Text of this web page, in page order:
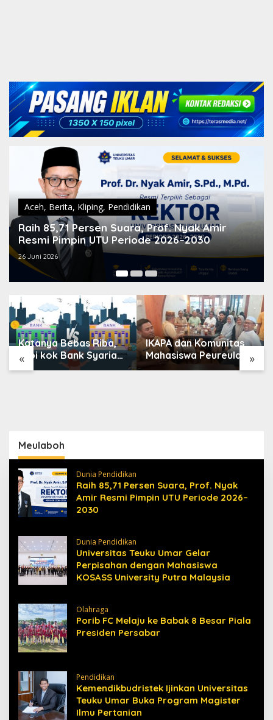
Aceh, Berita, Kliping, Pendidikan
Raih 85,71 Persen Suara, Prof. Nyak Amir
Resmi Pimpin UTU Periode 2026–2030
26 Juni 2026
« »
Katanya Bebas Riba,
Tapi kok Bank Syariah
Terasa Lebih Mahal?
IKAPA dan Komunitas
Mahasiswa Peureulak
Dukung Pemekaran
Meulaboh
Dunia Pendidikan
Raih 85,71 Persen Suara, Prof. Nyak
Amir Resmi Pimpin UTU Periode 2026–
2030
Dunia Pendidikan
Universitas Teuku Umar Gelar
Perpisahan dengan Mahasiswa
KOSASS University Putra Malaysia
Olahraga
Porib FC Melaju ke Babak 8 Besar Piala
Presiden Persabar
Pendidikan
Kemendikbudristek Ijinkan Universitas
Teuku Umar Buka Program Magister
Ilmu Pertanian